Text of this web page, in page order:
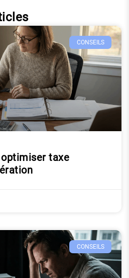
CONSEILS
taxe
CONSEILS